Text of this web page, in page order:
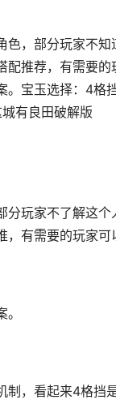
，部分玩家不
推荐，有需要
宝玉选择：4格
有良田破解版
玩家不了解这
有需要的玩家可
，看起来4格挡